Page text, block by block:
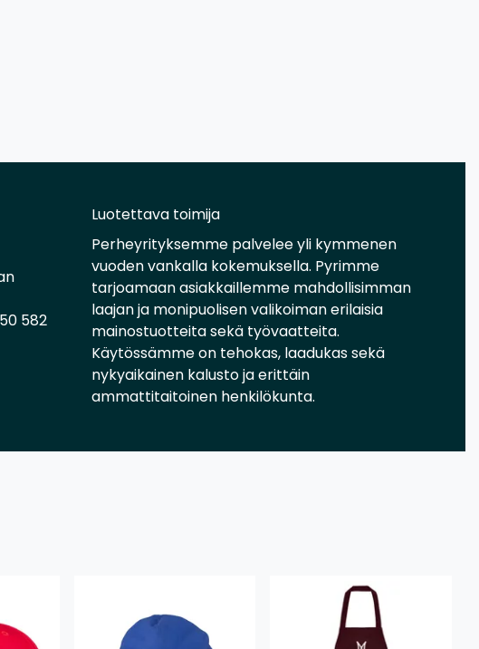
582
Luotettava toimija
Perheyrityksemme palvelee yli kymmenen
vuoden vankalla kokemuksella. Pyrimme
tarjoamaan asiakkaillemme mahdollisimman
laajan ja monipuolisen valikoiman erilaisia
mainostuotteita sekä työvaatteita.
Käytössämme on tehokas, laadukas sekä
nykyaikainen kalusto ja erittäin
ammattitaitoinen henkilökunta.